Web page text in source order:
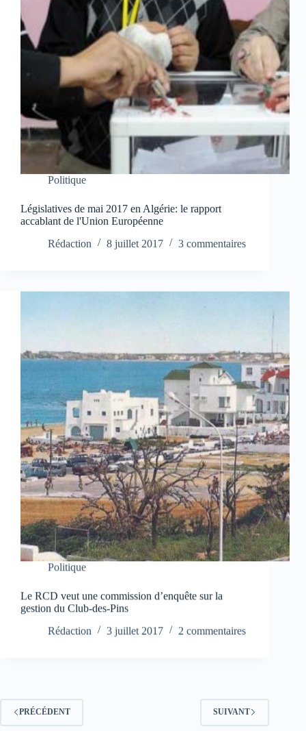
Politique
Législatives de mai 2017 en Algérie: le rapport
accablant de l'Union Européenne
Rédaction
8 juillet 2017 3 commentaires
Politique
Le RCD veut une commission d’enquête sur la
gestion du Club-des-Pins
Rédaction
3 juillet 2017 2 commentaires
PRÉCÉDENT SUIVANT